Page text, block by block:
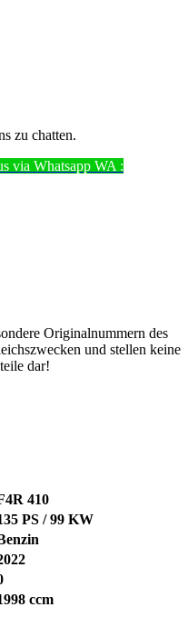
zu chatten.
via Whatsapp WA :
Originalnummern des
und stellen keine
dar!
410
PS / 99 KW
ccm